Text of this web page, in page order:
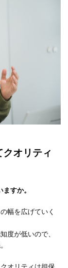
オリティ
すか。
幅を広げていく
度が低いので、